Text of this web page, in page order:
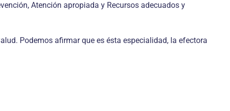
Atención apropiada y Recursos adecuados y
Podemos afirmar que es ésta especialidad, la efectora